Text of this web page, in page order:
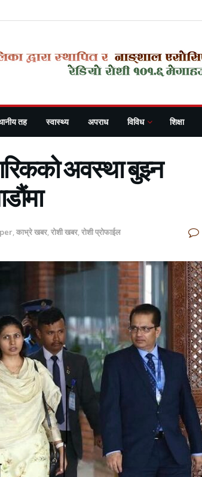
तह स्वास्थ्य अपराध विविध शिक्षा
अवस्था बुझ्न
,काभ्रे खबर,रोशी खबर,रोशी प्रोफाईल